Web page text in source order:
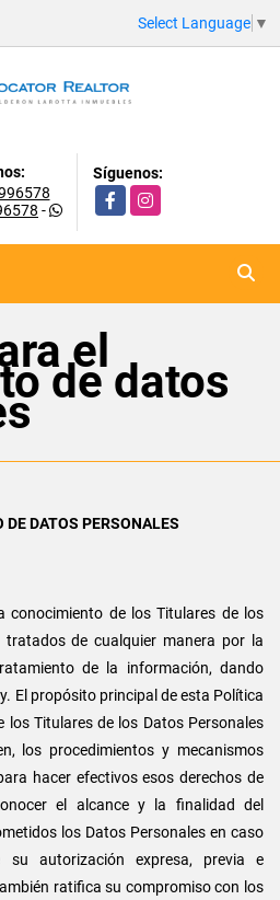
Select Language ▼
-
Síguenos:
FacebookInstagram
el
de datos
DATOS PERSONALES
conocimiento de los Titulares de los
tratados de cualquier manera por la
de la información, dando
El propósito principal de esta Política
los Titulares de los Datos Personales
los procedimientos y mecanismos
hacer efectivos esos derechos de
el alcance y la finalidad del
los Datos Personales en caso
autorización expresa, previa e
ratifica su compromiso con los